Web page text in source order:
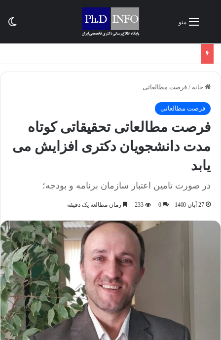
منو
خانه / فرصت مطالعاتی
فرصت مطالعاتی
فرصت مطالعاتی تحقیقاتی کوتاه
مدت دانشجویان دکتری افزایش می
یابد
در صورت تامین اعتبار سازمان برنامه و بودجه؛
27 آبان 1400 0
233 زمان مطالعه یک دقیقه